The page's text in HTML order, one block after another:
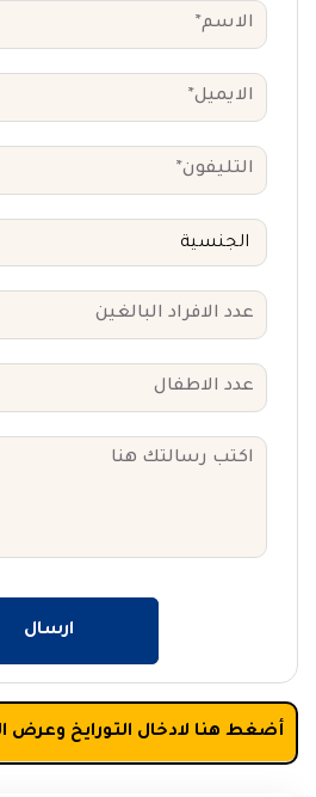
أضغط هنا لادخال التورايخ وعرض
ارسال